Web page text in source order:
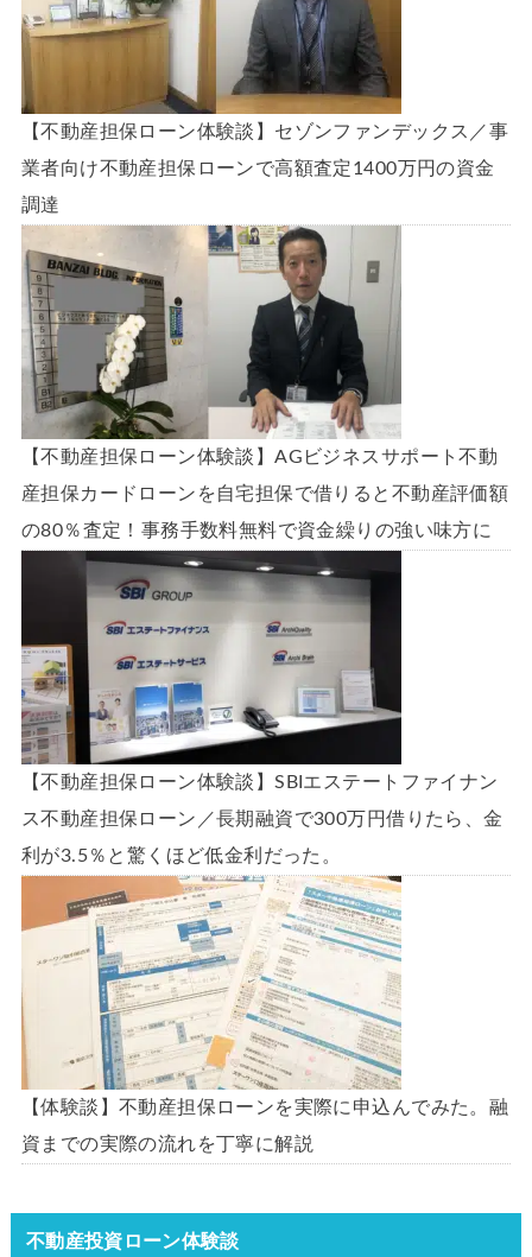
【不動産担保ローン体験談】セゾンファンデックス／事
業者向け不動産担保ローンで高額査定1400万円の資金
調達
【不動産担保ローン体験談】AGビジネスサポート不動
産担保カードローンを自宅担保で借りると不動産評価額
の80％査定！事務手数料無料で資金繰りの強い味方に
【不動産担保ローン体験談】SBIエステートファイナン
ス不動産担保ローン／長期融資で300万円借りたら、金
利が3.5％と驚くほど低金利だった。
【体験談】不動産担保ローンを実際に申込んでみた。融
資までの実際の流れを丁寧に解説
不動産投資ローン体験談